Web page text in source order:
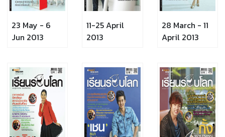
23 May - 6
Jun 2013
11-25 April
2013
28 March - 11
April 2013